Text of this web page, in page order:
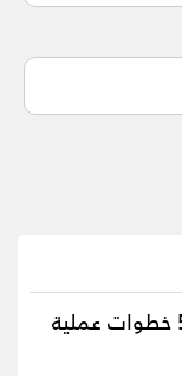
أسرع طريقة لتبطيل الهيروين في 5 خطوات عملية